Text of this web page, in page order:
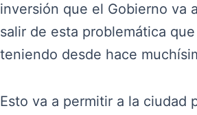
inversión que el Gobierno va
salir de esta problemática
teniendo desde hace
Esto va a permitir a la ciudad